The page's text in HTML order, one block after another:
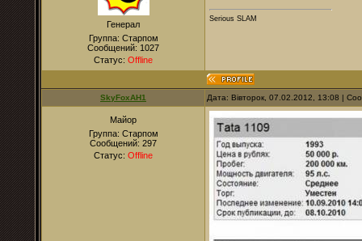
Генерал
Группа: Старпом
Сообщений: 1027
Статус: Offline
Serious SLAM
SkyFoxAH1 Дата: Вівторок, 07.02.2012, 13:08 |
Майор
Группа: Старпом
Сообщений: 297
Статус: Offline